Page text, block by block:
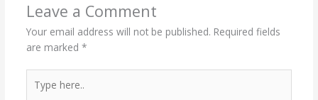
Leave a Comment
Your email address will not be published. Required fields
are marked *
here..